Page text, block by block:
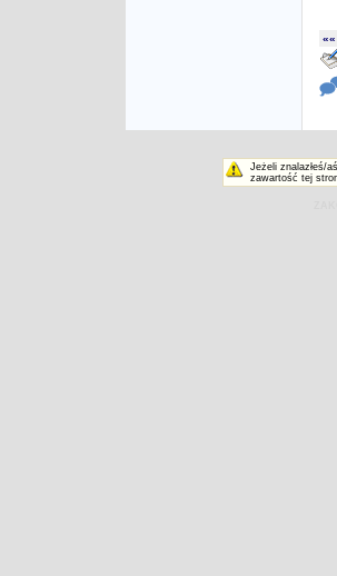
Jeżeli znalazłeś/aś
zawartość tej